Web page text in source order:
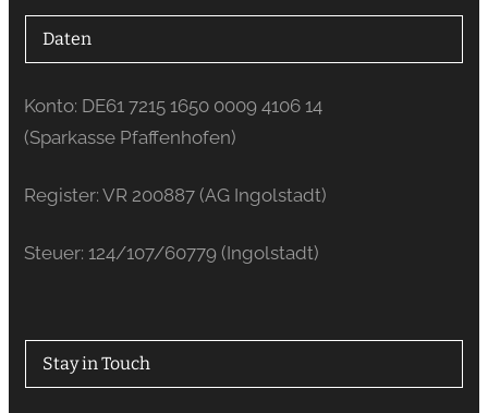
Daten
Konto: DE61 7215 1650 0009 4106 14
(Sparkasse Pfaffenhofen)
Register: VR 200887 (AG Ingolstadt)
Steuer: 124/107/60779 (Ingolstadt)
Stay in Touch